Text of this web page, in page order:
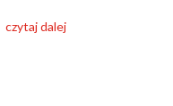
czytaj dalej